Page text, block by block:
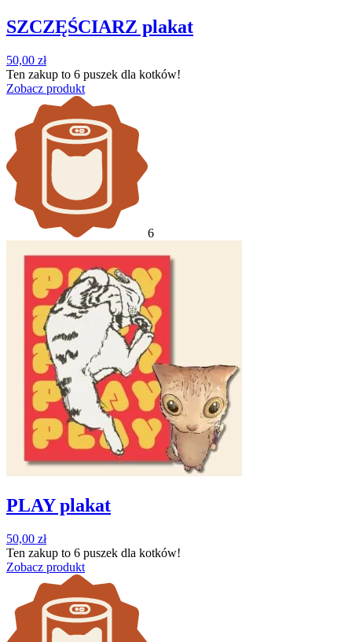
SZCZĘŚCIARZ plakat
50,00 zł
Ten zakup to 6 puszek dla kotków!
Zobacz produkt
6
PLAY plakat
50,00 zł
Ten zakup to 6 puszek dla kotków!
Zobacz produkt